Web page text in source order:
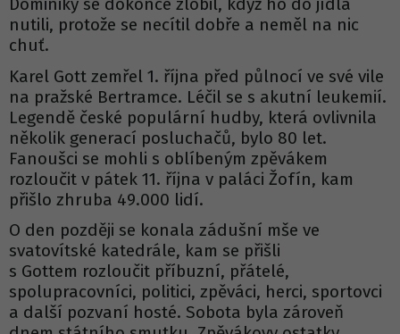
Dominiky se dokonce zlobil, když ho do jídla
nutili, protože se necítil dobře a neměl na nic
chuť.
Karel Gott zemřel 1. října před půlnocí ve své vile
na pražské Bertramce. Léčil se s akutní leukemií.
Legendě české populární hudby, která ovlivnila
několik generací posluchačů, bylo 80 let.
Fanoušci se mohli s oblíbeným zpěvákem
rozloučit v pátek 11. října v paláci Žofín, kam
přišlo zhruba 49.000 lidí.
O den později se konala zádušní mše ve
svatovítské katedrále, kam se přišli
s Gottem rozloučit příbuzní, přátelé,
spolupracovníci, politici, zpěváci, herci, sportovci
a další pozvaní hosté. Sobota byla zároveň